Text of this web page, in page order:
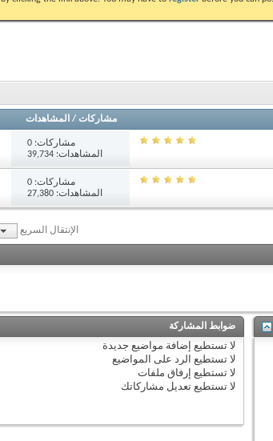
مشاركات / المشاهدات
مشاركات:0
المشاهدات: 39,734
مشاركات:0
المشاهدات: 27,380
الإنتقال السريع
ضوابط المشاركة
لا تستطيع إضافة مواضيع جديدة
لا تستطيع الرد على المواضيع
لا تستطيع إرفاق ملفات
لا تستطيع تعديل مشاركاتك